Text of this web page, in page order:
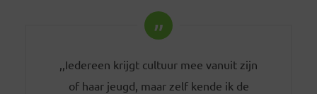
,,Iedereen krijgt cultuur mee vanuit zijn
of haar jeugd, maar zelf kende ik de